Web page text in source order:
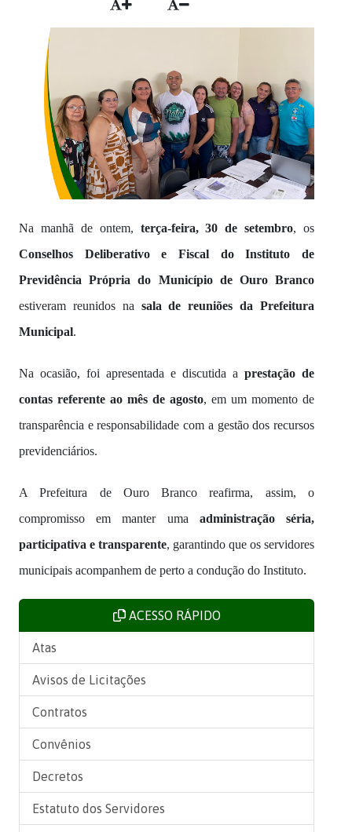
Na manhã de ontem, terça-feira, 30 de setembro, os
Conselhos Deliberativo e Fiscal do Instituto de
Previdência Própria do Município de Ouro Branco
estiveram reunidos na sala de reuniões da Prefeitura
Municipal.
Na ocasião, foi apresentada e discutida a prestação de
contas referente ao mês de agosto, em um momento de
transparência e responsabilidade com a gestão dos recursos
previdenciários.
A Prefeitura de Ouro Branco reafirma, assim, o
compromisso em manter uma administração séria,
participativa e transparente, garantindo que os servidores
municipais acompanhem de perto a condução do Instituto.
ACESSO RÁPIDO
Atas
Avisos de Licitações
Contratos
Convênios
Decretos
Estatuto dos Servidores